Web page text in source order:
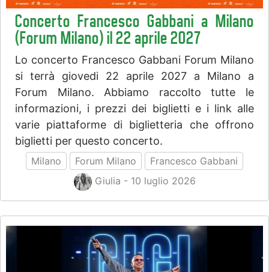
Concerto Francesco Gabbani a Milano
(Forum Milano) il 22 aprile 2027
Lo concerto Francesco Gabbani Forum Milano
si terrà giovedi 22 aprile 2027 a Milano a
Forum Milano. Abbiamo raccolto tutte le
informazioni, i prezzi dei biglietti e i link alle
varie piattaforme di biglietteria che offrono
biglietti per questo concerto.
Milano Forum Milano
Francesco Gabbani
Giulia - 10 luglio 2026